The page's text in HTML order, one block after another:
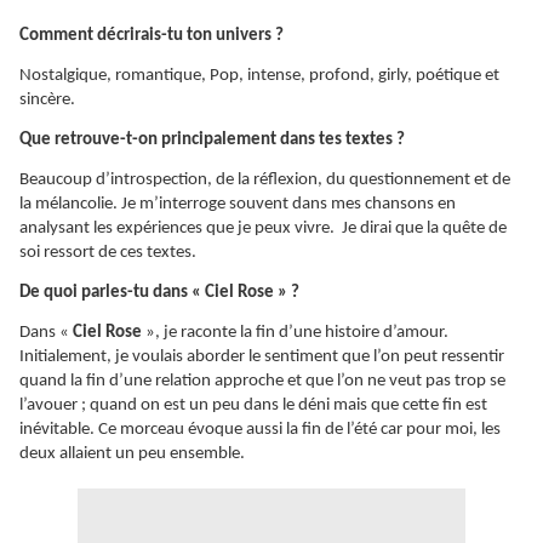
Comment décrirais-tu ton univers ?
Nostalgique, romantique, Pop, intense, profond, girly, poétique et
sincère.
Que retrouve-t-on principalement dans tes textes ?
Beaucoup d’introspection, de la réflexion, du questionnement et de
la mélancolie. Je m’interroge souvent dans mes chansons en
analysant les expériences que je peux vivre. Je dirai que la quête de
soi ressort de ces textes.
De quoi parles-tu dans « Ciel Rose » ?
Dans « Ciel Rose », je raconte la fin d’une histoire d’amour.
Initialement, je voulais aborder le sentiment que l’on peut ressentir
quand la fin d’une relation approche et que l’on ne veut pas trop se
l’avouer ; quand on est un peu dans le déni mais que cette fin est
inévitable. Ce morceau évoque aussi la fin de l’été car pour moi, les
deux allaient un peu ensemble.